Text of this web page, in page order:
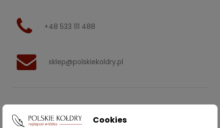
+48 533 111 488
sklep@polskiekoldry.pl
Cookies